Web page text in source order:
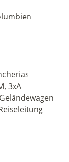
3xA